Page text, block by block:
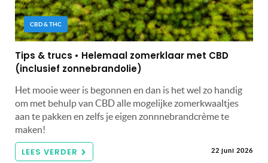
CBD & THC
Tips & trucs • Helemaal zomerklaar met CBD
(inclusief zonnebrandolie)
Het mooie weer is begonnen en dan is het wel zo handig
om met behulp van CBD alle mogelijke zomerkwaaltjes
aan te pakken en zelfs je eigen zonnnebrandcrème te
maken!
LEES VERDER 22 juni 2026